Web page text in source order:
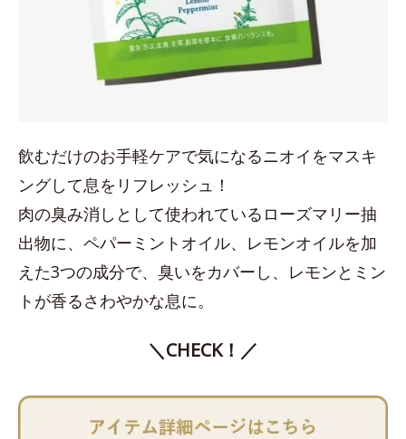
飲むだけのお手軽ケアで気になるニオイをマスキ
ングして息をリフレッシュ！
肉の臭み消しとして使われているローズマリー抽
出物に、ペパーミントオイル、レモンオイルを加
えた3つの成分で、臭いをカバーし、レモンとミン
トが香るさわやかな息に。
＼CHECK！／